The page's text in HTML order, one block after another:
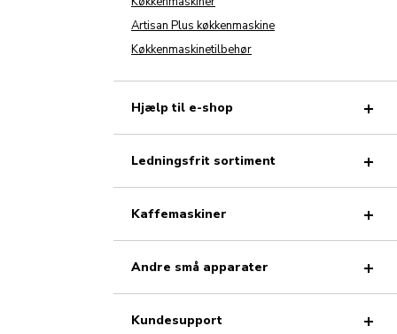
Artisan Plus køkkenmaskine
Køkkenmaskinetilbehør
Hjælp til e-shop
Ledningsfrit sortiment
Kaffemaskiner
Andre små apparater
Kundesupport